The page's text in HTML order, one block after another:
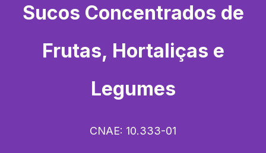
Sucos Concentrados de
Frutas, Hortaliças e
Legumes
CNAE: 10.333-01